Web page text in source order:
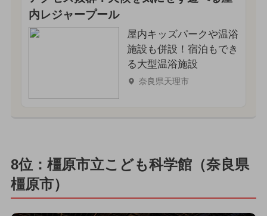
内レジャープール
屋内キッズパークや温浴
施設も併設！宿泊もでき
る大型温浴施設
奈良県天理市
8位：橿原市立こども科学館（奈良県
橿原市）